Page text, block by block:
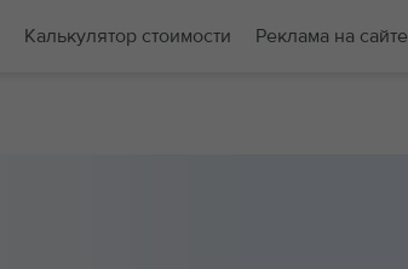
Калькулятор стоимости Реклама на сайте